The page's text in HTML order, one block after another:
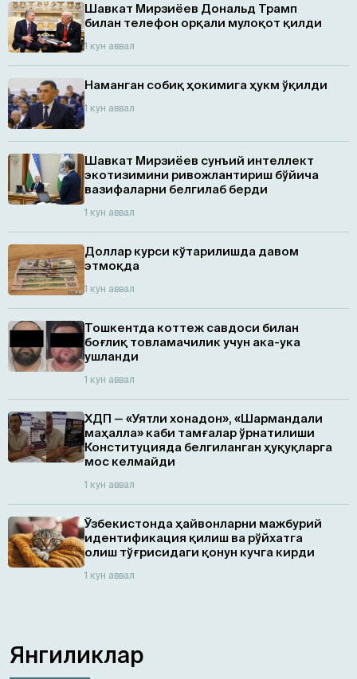
Шавкат Мирзиёев Дональд Трамп
билан телефон орқали мулоқот қилди
1 кун аввал
Наманган собиқ ҳокимига ҳукм ўқилди
1 кун аввал
Шавкат Мирзиёев сунъий интеллект
экотизимини ривожлантириш бўйича
вазифаларни белгилаб берди
1 кун аввал
Доллар курси кўтарилишда давом
этмоқда
1 кун аввал
Тошкентда коттеж савдоси билан
боғлиқ товламачилик учун ака-ука
ушланди
1 кун аввал
ХДП — «Уятли хонадон», «Шармандали
маҳалла» каби тамғалар ўрнатилиши
Конституцияда белгиланган ҳуқуқларга
мос келмайди
1 кун аввал
Ўзбекистонда ҳайвонларни мажбурий
идентификация қилиш ва рўйхатга
олиш тўғрисидаги қонун кучга кирди
1 кун аввал
Янгиликлар